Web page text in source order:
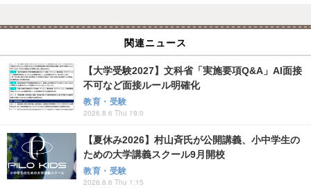
関連ニュース
【大学受験2027】文科省「実施要項Q&A」AI面接
不可など面接ルール明確化
教育・受験
2026.8.6 Thu 19:0
【夏休み2026】村山斉氏が公開講義、小中学生の
ための大学講義スクール9月開校
教育・受験
2026.8.6 Thu 1:15